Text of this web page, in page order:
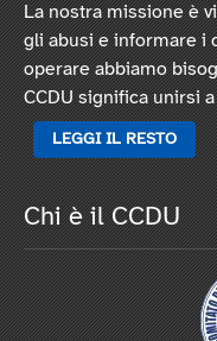
La nostra missione è
gli abusi e informare i
operare abbiamo
CCDU significa unirsi
LEGGI IL RESTO
Chi è il CCDU